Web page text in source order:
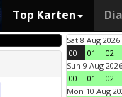
Top Karten
Sat 8 Aug 2026
00
01 02
Sun 9 Aug 2026
00
01 02
Mon 10 Aug